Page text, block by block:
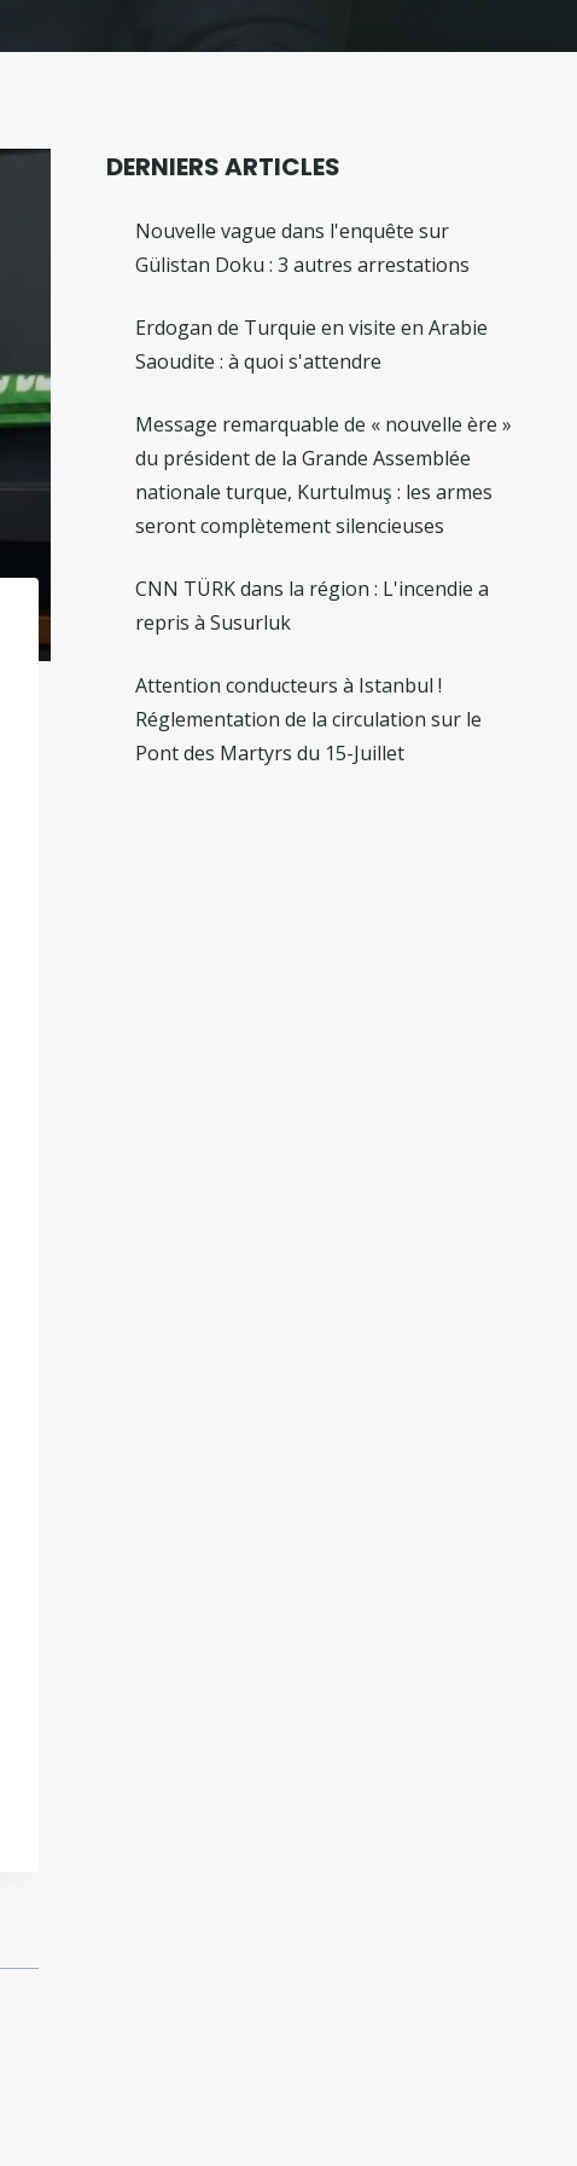
DERNIERS ARTICLES
Nouvelle vague dans l'enquête sur
Gülistan Doku : 3 autres arrestations
Erdogan de Turquie en visite en Arabie
Saoudite : à quoi s'attendre
Message remarquable de « nouvelle ère »
du président de la Grande Assemblée
nationale turque, Kurtulmuş : les armes
seront complètement silencieuses
CNN TÜRK dans la région : L'incendie a
repris à Susurluk
Attention conducteurs à Istanbul !
Réglementation de la circulation sur le
Pont des Martyrs du 15-Juillet